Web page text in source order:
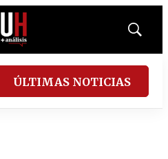
Mostrar
ÚLTIMAS NOTICIAS